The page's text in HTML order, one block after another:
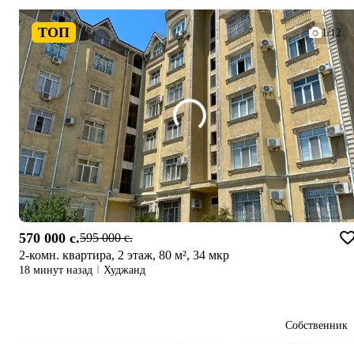
ТОП 1/12
570 000 c.595 000 c.
2-комн. квартира, 2 этаж, 80 м², 34 мкр
18 минут назад Худжанд
Собственник